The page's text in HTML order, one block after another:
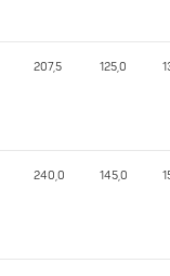
207,5 125,0
240,0 145,0